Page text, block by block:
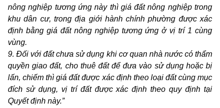
nông nghiệp tương ứng này thì giá đất nông nghiệp trong
khu dân cư, trong địa giới hành chính phường được xác
định bằng giá đất nông nghiệp tương ứng ở vị trí 1 cùng
vùng.
9. Đối với đất chưa sử dụng khi cơ quan nhà nước có thẩm
quyền giao đất, cho thuê đất để đưa vào sử dụng hoặc bị
lấn, chiếm thì giá đất được xác định theo loại đất cùng mục
đích sử dụng, vị trí đất được xác định theo quy định tại
Quyết định này.”